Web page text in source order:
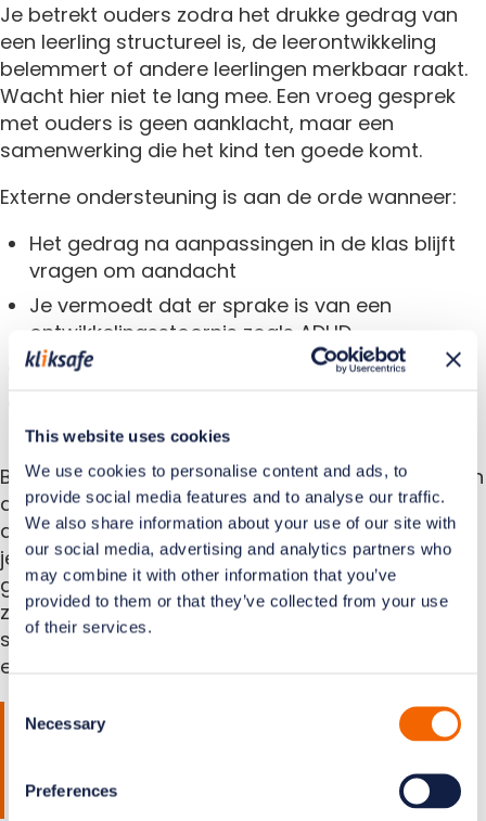
This website uses cookies
We use cookies to personalise content and ads, to
provide social media features and to analyse our traffic.
We also share information about your use of our site with
our social media, advertising and analytics partners who
may combine it with other information that you’ve
provided to them or that they’ve collected from your use
of their services.
Selection
Necessary
Preferences
Je betrekt ouders zodra het drukke gedrag van
een leerling structureel is, de leerontwikkeling
belemmert of andere leerlingen merkbaar raakt.
Wacht hier niet te lang mee. Een vroeg gesprek
met ouders is geen aanklacht, maar een
samenwerking die het kind ten goede komt.
Externe ondersteuning is aan de orde wanneer:
Het gedrag na aanpassingen in de klas blijft
vragen om aandacht
Je vermoedt dat er sprake is van een
ontwikkelingsstoornis zoals ADHD
Het kind zichzelf of anderen in gevaar brengt
school niet alleen kan oplossen
Betrek bij voorkeur de intern begeleider (IB’er) van
de school als eerste stap. Zij kunnen
doorverwijzen naar een schoolpsycholoog,
jeugdzorg of een gespecialiseerde
gedragsdeskundige. Documenteer je observaties
zorgvuldig, zodat je een concreet beeld kunt
schetsen tijdens gesprekken met ouders en
externe begeleiders.
Hoe Classwize bijdraagt aan
leeromgeving